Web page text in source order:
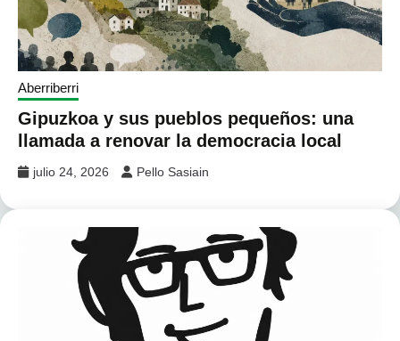
Aberriberri
Gipuzkoa y sus pueblos pequeños: una
llamada a renovar la democracia local
julio 24, 2026 Pello Sasiain